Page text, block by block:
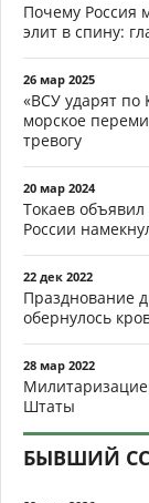
Почему Россия
элит в спину:
26 мар 2025
«ВСУ ударят
морское
тревогу
20 мар 2024
Токаев
России
22 дек 2022
Празднование
обернулось
28 мар 2022
Штаты
БЫВШИЙ